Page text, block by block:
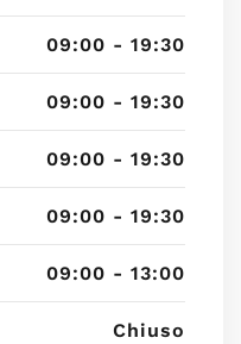
09:00 - 19:30
09:00 - 19:30
09:00 - 19:30
09:00 - 19:30
09:00 - 13:00
Chiuso